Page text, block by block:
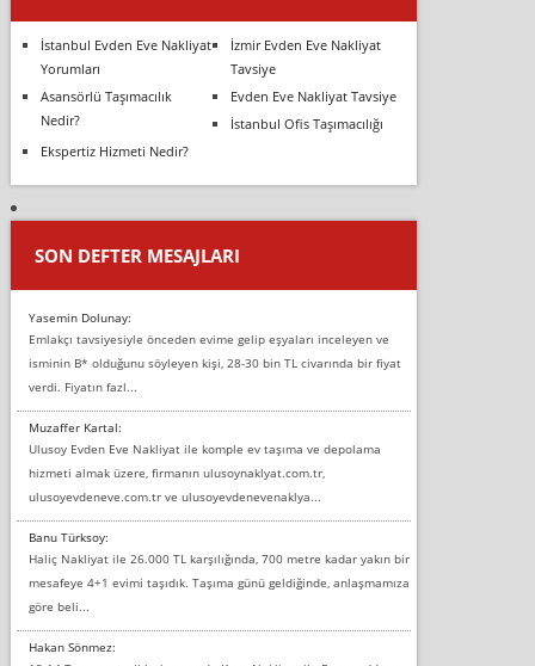
İstanbul Evden Eve Nakliyat
Yorumları
İzmir Evden Eve Nakliyat
Tavsiye
Asansörlü Taşımacılık
Nedir?
Evden Eve Nakliyat Tavsiye
İstanbul Ofis Taşımacılığı
Ekspertiz Hizmeti Nedir?
SON DEFTER MESAJLARI
Yasemin Dolunay:
Emlakçı tavsiyesiyle önceden evime gelip eşyaları inceleyen ve
isminin B* olduğunu söyleyen kişi, 28-30 bin TL civarında bir fiyat
verdi. Fiyatın fazl...
Muzaffer Kartal:
Ulusoy Evden Eve Nakliyat ile komple ev taşıma ve depolama
hizmeti almak üzere, firmanın ulusoynaklyat.com.tr,
ulusoyevdeneve.com.tr ve ulusoyevdenevenaklya...
Banu Türksoy:
Haliç Nakliyat ile 26.000 TL karşılığında, 700 metre kadar yakın bir
mesafeye 4+1 evimi taşıdık. Taşıma günü geldiğinde, anlaşmamıza
göre beli...
Hakan Sönmez: